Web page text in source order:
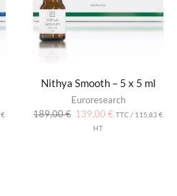
€
Nithya Smooth – 5 x 5 ml
Euroresearch
189,00€ 139,00 € TTC / 115,83€
HT